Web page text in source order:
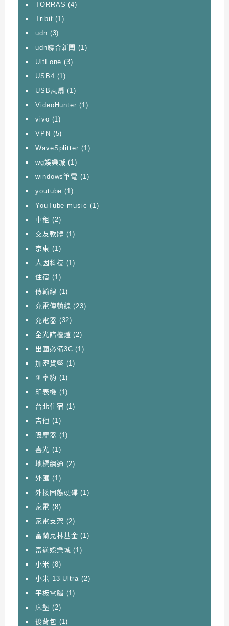
TORRAS (4)
Tribit (1)
udn (3)
udn聯合新聞 (1)
UltFone (3)
USB4 (1)
USB風扇 (1)
VideoHunter (1)
vivo (1)
VPN (5)
WaveSplitter (1)
wg娛樂城 (1)
windows筆電 (1)
youtube (1)
YouTube music (1)
中租 (2)
交友軟體 (1)
京東 (1)
人因科技 (1)
住宿 (1)
傳輸線 (1)
充電傳輸線 (23)
充電器 (32)
全光譜檯燈 (2)
出國必備3C (1)
加密貨幣 (1)
匯率豹 (1)
印表機 (1)
台北住宿 (1)
吉他 (1)
吸塵器 (1)
喜光 (1)
地標網通 (2)
外匯 (1)
外接固態硬碟 (1)
家電 (8)
家電支架 (2)
富蘭克林基金 (1)
富遊娛樂城 (1)
小米 (8)
小米 13 Ultra (2)
平板電腦 (1)
床墊 (2)
後背包 (1)